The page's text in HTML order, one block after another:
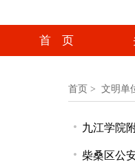
首 页
首页 > 文明单
九江学院
柴桑区公